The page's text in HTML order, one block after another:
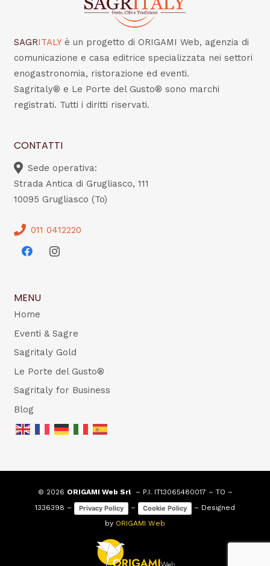
SAGRITALY è un progetto di ORIGAMI Web, agenzia di
comunicazione e casa editrice specializzata nei settori
enogastronomia, ristorazione ed eventi.
Sagritaly® e Le Porte del Gusto® sono marchi
registrati. Tutti i diritti riservati.
CONTATTI
Sede operativa:
Strada Antica di Grugliasco, 111
10095 Grugliasco (To)
011 0412220
MENU
Home
Eventi & Sagre
Sagritaly Gold
Le Porte del Gusto®
Sagritaly for Business
Blog
© 2026 ORIGAMI Web Srl– P.I. IT13065480017 – TO –
1336398 –
Privacy Policy – Cookie Policy
– Designed
by ORIGAMI Web